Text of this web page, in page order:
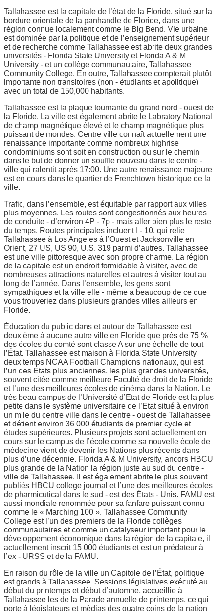
Tallahassee est la capitale de l’état de la Floride, situé sur la
bordure orientale de la panhandle de Floride, dans une
région connue localement comme le Big Bend. Vie urbaine
est dominée par la politique et de l’enseignement supérieur
et de recherche comme Tallahassee est abrite deux grandes
universités - Florida State University et Florida A & M
University - et un collège communautaire, Tallahassee
Community College. En outre, Tallahassee compterait plutôt
importante non transitoires (non - étudiants et apolitique)
avec un total de 150,000 habitants.
Tallahassee est la plaque tournante du grand nord - ouest de
la Floride. La ville est également abrite le Labratory National
de champ magnétique élevé et le champ magnétique plus
puissant de mondes. Centre ville connaît actuellement une
renaissance importante comme nombreux highrise
condominiums sont soit en construction ou sur le chemin
dans le but de donner un souffle nouveau dans le centre -
ville qui ralentit après 17:00. Une autre renaissance majeure
est en cours dans le quartier de Frenchtown historique de la
ville.
Trafic, dans l’ensemble, est équitable par rapport aux villes
plus moyennes. Les routes sont congestionnés aux heures
de conduite - d’environ 4P - 7p - mais aller bien plus le reste
du temps. Routes principales incluent I - 10, qui relie
Tallahassee à Los Angeles à l’Ouest et Jacksonville en
Orient, 27 US, US 90, U.S. 319 parmi d’autres. Tallahassee
est une ville pittoresque avec son propre charme. La région
de la capitale est un endroit formidable à visiter, avec de
nombreuses attractions naturelles et autres à visiter tout au
long de l’année. Dans l’ensemble, les gens sont
sympathiques et la ville elle - même a beaucoup de ce que
vous trouveriez dans plusieurs grandes villes ailleurs en
Floride.
Éducation du public dans et autour de Tallahassee est
deuxième à aucune autre ville en Floride que près de 75 %
des écoles du comté sont classe A sur une échelle de tout
l’État. Tallahassee est maison à Florida State University,
deux temps NCAA Football Champions nationaux, qui est
l’un des États plus anciennes, les plus grandes universités,
souvent citée comme meilleure Faculté de droit de la Floride
et l’une des meilleures écoles de cinéma dans la Nation. Le
très beau campus de l’Université d’Etat de Floride est la plus
petite dans le système universitaire de l’Etat situé à environ
un mile du centre ville dans le centre - ouest de Tallahassee
et détient environ 36 000 étudiants de premier cycle et
études supérieures. Plusieurs projets sont actuellement en
cours sur le campus de l’école comme sa nouvelle école de
médecine vient de devenir les Nations plus récents dans
plus d’une décennie. Florida A & M University, ancors HBCU
plus grande de la Nation la région juste au sud du centre -
ville de Tallahassee. Il est également abrite le plus souvent
publiés HBCU college journal et l’une des meilleures écoles
de pharmicutical dans le sud - est des États - Unis. FAMU est
aussi mondiale renommée pour sa fanfare puissant connu
comme le « Marching 100 ». Tallahassee Community
College est l’un des premiers de la Floride collèges
communautaires et comme un catalyseur important pour le
développement économique dans la région de la capitale, il
actuellement inscrit 15 000 étudiants et est un prédateur à
l’ex - URSS et de la FAMU.
En raison du rôle de la ville un Capitole de l’État, politique
est grands à Tallahassee. Sessions législatives exécuté au
début du printemps et début d’automne, accueillie à
Tallahassee les de la Parade annuelle de printemps, ce qui
porte à législateurs et médias des quatre coins de la nation